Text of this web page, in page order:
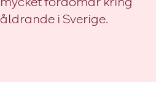
mycket fördomar kring
åldrande i Sverige.